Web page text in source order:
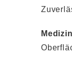
Medizin